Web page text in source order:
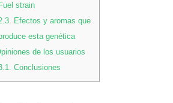
Fuel strain
Efectos y aromas que
esta genética
de los usuarios
Conclusiones